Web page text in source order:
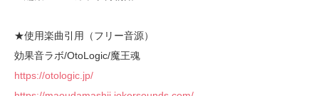
★使用楽曲引用（フリー音源）
効果音ラボ/OtoLogic/魔王魂
https://otologic.jp/